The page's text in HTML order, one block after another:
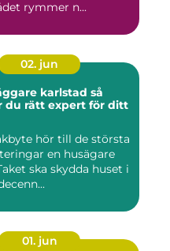
rymmer n...
02. jun
karlstad så
du rätt expert för ditt
hör till de största
en husägare
ska skydda huset i
01. jun